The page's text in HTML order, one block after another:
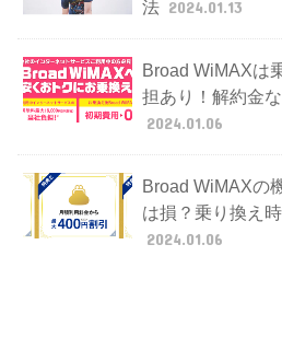
法 2024.01.13
Broad WiMAXは
担あり！解約金
2024.01.06
Broad WiMAXの
は損？乗り換え
2024.01.06